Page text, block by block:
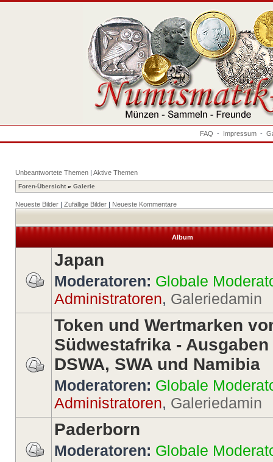
FAQ - Impressum -
Unbeantwortete Themen | Aktive Themen
Foren-Übersicht » Galerie
Neueste Bilder | Zufällige Bilder | Neueste Kommentare
Album
Japan
Moderatoren: Globale
Administratoren, Galeriedamin
Token und Wertmarken
Südwestafrika -
DSWA, SWA und Namibia
Moderatoren: Globale
Administratoren, Galeriedamin
Paderborn
Moderatoren: Globale